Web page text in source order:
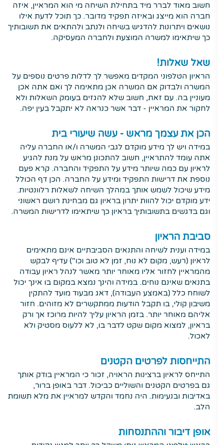
חשוב מאוד לברר מיד בתחילת השיחה מי הוא המראיין, איזה
חברה הוא מייצג ובאיזה תפקיד מדובר. כך תוכל לדעת אילו
נושאים ויתרונות להדגיש בשיחה ולנתב ולהתאים את תשובותיך
כך שיתאימו למשרה המוצעת ולחברה המעסיקה.
שאל שאלות!
הראיון הטלפוני המקדים מאפשר לך לדלות פרטים נוספים על
המשרה ולבדוק אם המשרה אכן מתאימה לך ואם אתה אכן
מעוניין בה. עם זאת, חשוב שלא להגזים בעומק השאלות ולא
לחקור את המראיין - דבר אשר כנראה לא יתקבל בעין יפה.
הכן את עצמך מראש - עשה שיעורי בית
במידה ויש לך מידע מוקדם לגבי המשרה ו/או החברה עליה
אתה עומד להתראיין, חשוב להתכונן מראש על מנת להגיע
לראיון עם כמה שיותר מידע על התפקיד והחברה. קרא פעם
נוספת את דרישות התפקיד ומידע על החברה. הכן דף הכולל
מידע שיכול לשמש אותך במהלך השיחה לשאלות רלוונטיות.
ידע מוקדם יכול להוות יתרון בראיון גם מבחינת רושם ראשוני
וגם בדגשים בתשובותיך בראיון כך שיתאימו לדרישות המשרה.
סביבת הראיון
במידה וענית לשיחה והתנאים הסביבתיים אינם מתאימים
לראיון (רעש, מקום לא נוח, זמן לא טוב וכו") עדיף לבקש
מהמראיין לחזור אליו מאוחר יותר מאשר לנהל ראיון עבודה
בתנאים שאינם נוחים. במידה והינך נמצא במקום בו אינך יכול
לשוחח כלל (באמצע העבודה), דאג מבעוד מועד להתקין
משיבון קולי, בו תקבל הודעות ממתקשרים לא מזוהים. חזור
אליהם מאוחר יותר. בזמן הראיון עליך להיות מרוכז אך ורק
בראיון, למצוא מקום שקט לדבר בו, לא ללעוס מסטיק ולא
לאכול.
התייחסות לפרטים הקטנים
התייחס לראיון ברצינות הראויה, זכור כי המראיין בודק אותך
גם בפרטים הקטנים והשוליים כביכול. דבר באופן ברור,
באדיבות ובנעימות. היה נחמד והקדש למראיין את מלא תשומת
הלב.
אופן דיבור וההתנסחות